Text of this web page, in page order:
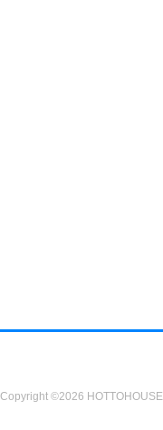
Copyright ©2026